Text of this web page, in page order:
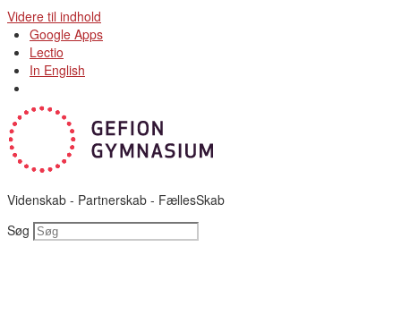
Videre til indhold
Google Apps
Lectio
In English
Videnskab - Partnerskab - FællesSkab
Søg